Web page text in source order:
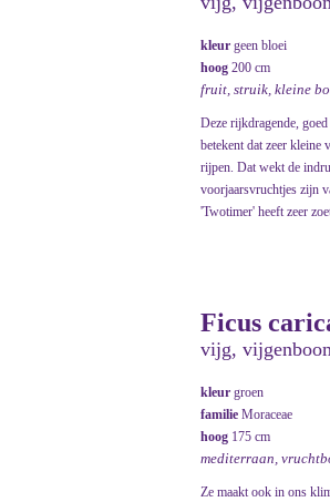
kleur geen bloei
hoog 200 cm
fruit, struik, kleine
Deze rijkdragende,
betekent dat zeer kleine
rijpen. Dat wekt de
voorjaarsvruchtjes zijn
'Twotimer' heeft zeer
Ficus
vijg,
kleur groen
familie Moraceae
hoog 175 cm
mediterraan,
Ze maakt ook in ons